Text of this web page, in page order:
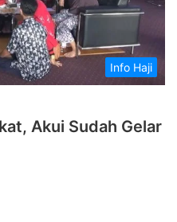
Info Haji
Akui Sudah Gelar